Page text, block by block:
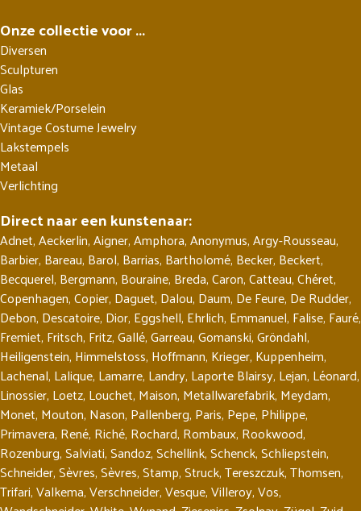
Onze collectie voor ...
Diversen
Sculpturen
Glas
Keramiek/Porselein
Vintage Costume Jewelry
Lakstempels
Metaal
Verlichting
Direct naar een kunstenaar:
Adnet,Aeckerlin,Aigner,Amphora,Anonymus,Argy-Rousseau,
Barbier, Bareau, Barol, Barrias, Bartholomé, Becker, Beckert,
Becquerel, Bergmann, Bouraine, Breda,Caron,Catteau,Chéret,
Copenhagen,Copier, Daguet, Dalou, Daum, De Feure, De Rudder,
Debon, Descatoire, Dior, Eggshell, Ehrlich, Emmanuel, Falise, Fauré,
Fremiet, Fritsch, Fritz,Gallé,Garreau,Gomanski,Gröndahl,
Heiligenstein, Himmelstoss, Hoffmann, Krieger, Kuppenheim,
Lachenal, Lalique, Lamarre, Landry, Laporte Blairsy, Lejan, Léonard,
Linossier, Loetz, Louchet, Maison, Metallwarefabrik, Meydam,
Monet, Mouton, Nason, Pallenberg, Paris, Pepe, Philippe,
Primavera, René, Riché, Rochard, Rombaux, Rookwood,
Rozenburg,Salviati,Sandoz,Schellink,Schenck,Schliepstein,
Schneider,Sèvres,Sèvres,Stamp,Struck,Tereszczuk,Thomsen,
Trifari,Valkema,Verschneider,Vesque,Villeroy,Vos,